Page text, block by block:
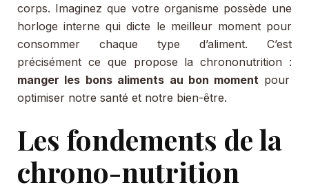
corps. Imaginez que votre organisme possède une
horloge interne qui dicte le meilleur moment pour
consommer chaque type d’aliment. C’est
précisément ce que propose la chrononutrition :
manger les bons aliments au bon moment pour
optimiser notre santé et notre bien-être.
Les fondements de la
chrono-nutrition